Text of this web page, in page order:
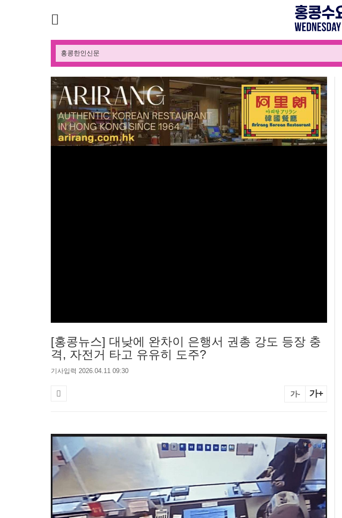
[홍콩뉴스] 대낮에 완차이 은행서 권총 강도 등장 충
격, 자전거 타고 유유히 도주?
기사입력 2026.04.11 09:30
가- 가+